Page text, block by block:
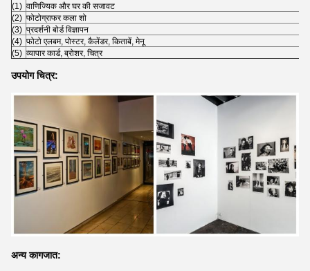
(1) वाणिज्यिक और घर की सजावट
(2) फोटोग्राफर कला शो
(3) प्रदर्शनी बोर्ड विज्ञापन
(4) फोटो एलबम, पोस्टर, कैलेंडर, किताबें, मेनू
(5) व्यापार कार्ड, ब्रोशर, चित्र
उपयोग चित्र:
अन्य कागजात: